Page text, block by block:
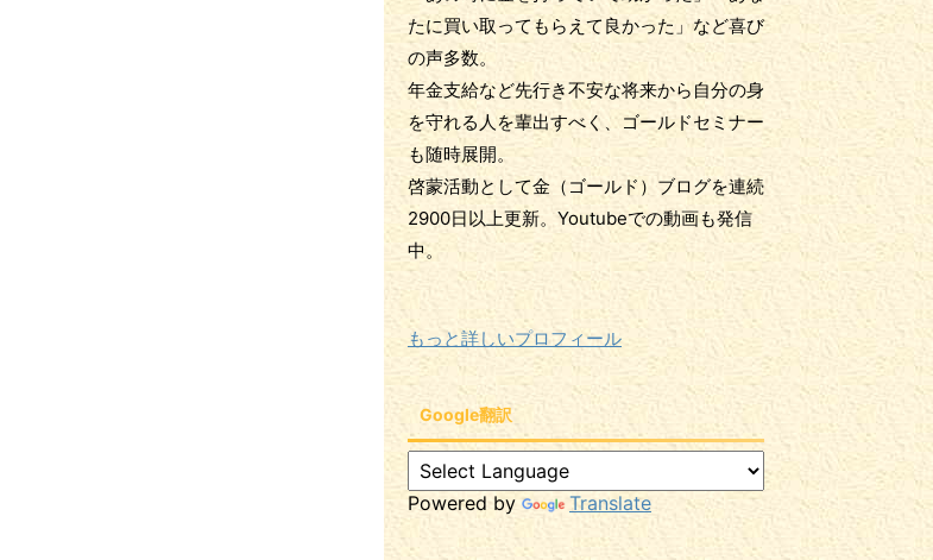
「あの時に金を持っていて助かった」「あな
たに買い取ってもらえて良かった」など喜び
の声多数。
年金支給など先行き不安な将来から自分の身
を守れる人を輩出すべく、ゴールドセミナー
も随時展開。
啓蒙活動として金（ゴールド）ブログを連続
2900日以上更新。Youtubeでの動画も発信
中。
もっと詳しいプロフィール
Google翻訳
Powered by Translate